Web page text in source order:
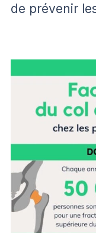
de prévenir